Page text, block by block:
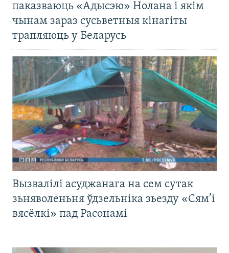
паказваюць «Адысэю» Нолана і якім
чынам зараз сусьветныя кінагіты
трапляюць у Беларусь
Вызвалілі асуджанага на сем сутак
зьняволеньня ўдзельніка зьезду «Сям’і
вясёлкі» пад Расонамі